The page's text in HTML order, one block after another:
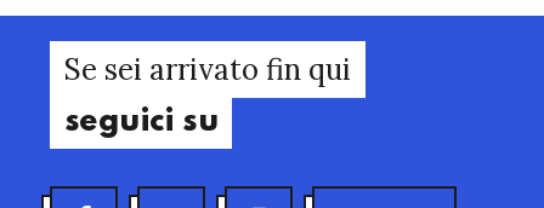
Se sei arrivato fin qui
seguici su